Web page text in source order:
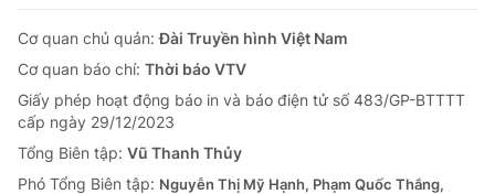
Cơ quan chủ quản:Đài Truyền hình Việt Nam
Cơ quan báo chí: Thời báo VTV
Giấy phép hoạt động báo in và báo điện tử số 483/GP-BTTTT
cấp ngày 29/12/2023
Tổng Biên tập: Vũ Thanh Thủy
Phó Tổng Biên tập: Nguyễn Thị Mỹ Hạnh, Phạm Quốc Thắng,